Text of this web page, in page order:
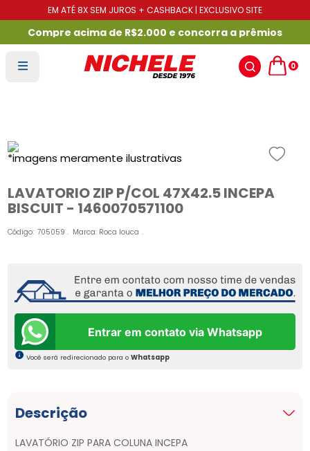
EM ATÉ 8X SEM JUROS + CASHBACK | EXCLUSIVO SITE
Compre acima de R$2.000 e concorra a prêmios
0
LAVATORIO ZIP P/COL 47X42.5 INCEPA
BISCUIT - 1460070571100
Código: 705059 Marca: Roca louca
Entrar em contato via Whatsapp
Você será redirecionado para o Whatsapp
Descrição
LAVATÓRIO ZIP PARA COLUNA INCEPA